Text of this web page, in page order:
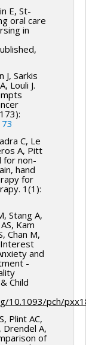
E, St-
oral care
in
J, Sarkis
Louli J.
C, Le
A, Pitt
for non-
hand
for
1(1):
Stang A,
Kam
Chan M,
Interest
and
-
Child
10.1093/pch/
Plint AC,
Drendel A,
of